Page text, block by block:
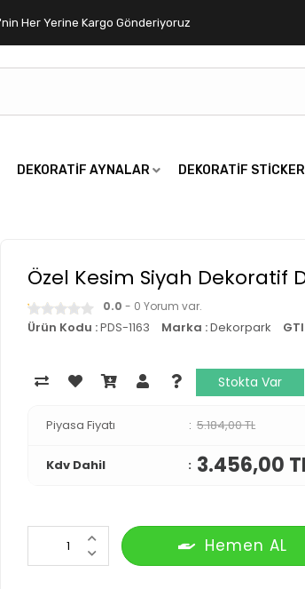
Her Yerine Kargo Gönderiyoruz
DEKORATIF AYNALAR DEKORATIF STICKER
Özel Kesim Siyah Dekoratif
0.0 - 0 Yorum var.
Ürün Kodu :PDS-1163 Marka :Dekorpark
Stokta Var
Piyasa Fiyatı 5.184,00 TL
Kdv Dahil 3.456,00
Hemen AL